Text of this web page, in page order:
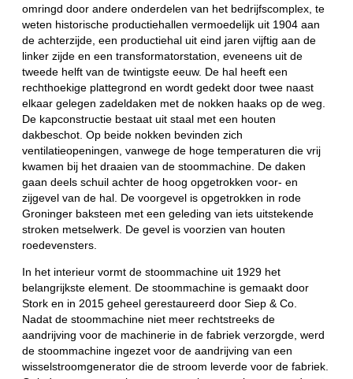
omringd door andere onderdelen van het bedrijfscomplex, te
weten historische productiehallen vermoedelijk uit 1904 aan
de achterzijde, een productiehal uit eind jaren vijftig aan de
linker zijde en een transformatorstation, eveneens uit de
tweede helft van de twintigste eeuw. De hal heeft een
rechthoekige plattegrond en wordt gedekt door twee naast
elkaar gelegen zadeldaken met de nokken haaks op de weg.
De kapconstructie bestaat uit staal met een houten
dakbeschot. Op beide nokken bevinden zich
ventilatieopeningen, vanwege de hoge temperaturen die vrij
kwamen bij het draaien van de stoommachine. De daken
gaan deels schuil achter de hoog opgetrokken voor- en
zijgevel van de hal. De voorgevel is opgetrokken in rode
Groninger baksteen met een geleding van iets uitstekende
stroken metselwerk. De gevel is voorzien van houten
roedevensters.
In het interieur vormt de stoommachine uit 1929 het
belangrijkste element. De stoommachine is gemaakt door
Stork en in 2015 geheel gerestaureerd door Siep & Co.
Nadat de stoommachine niet meer rechtstreeks de
aandrijving voor de machinerie in de fabriek verzorgde, werd
de stoommachine ingezet voor de aandrijving van een
wisselstroomgenerator die de stroom leverde voor de fabriek.